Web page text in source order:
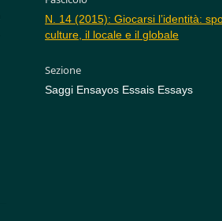
N. 14 (2015): Giocarsi l’identità:
culture, il locale e il globale
Sezione
Saggi Ensayos Essais Essays